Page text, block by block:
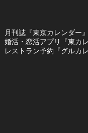
月刊誌『東京カレンダー』
婚活・恋活アプリ『東カ
レストラン予約『グルカ